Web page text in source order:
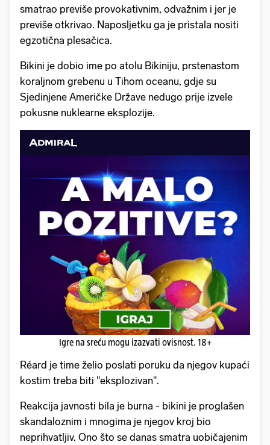
smatrao previše provokativnim, odvažnim i jer je
previše otkrivao. Naposljetku ga je pristala nositi
egzotična plesačica.
Bikini je dobio ime po atolu Bikiniju, prstenastom
koraljnom grebenu u Tihom oceanu, gdje su
Sjedinjene Američke Države nedugo prije izvele
pokusne nuklearne eksplozije.
Igre na sreću mogu izazvati ovisnost. 18+
Réard je time želio poslati poruku da njegov kupaći
kostim treba biti "eksplozivan".
Reakcija javnosti bila je burna - bikini je proglašen
skandaloznim i mnogima je njegov kroj bio
neprihvatljiv. Ono što se danas smatra uobičajenim